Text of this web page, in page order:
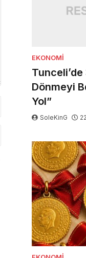
EKONOMI
Tunceli’de
Dönmeyi
Yol”
SoleKinG